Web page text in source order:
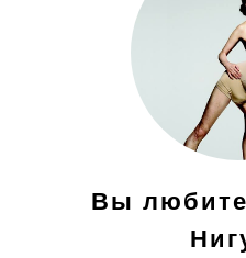
Вы любите